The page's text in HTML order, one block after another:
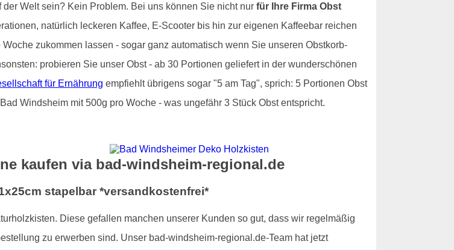
Welt sein? Kein Problem. Bei uns können Sie nicht nur für Ihre Firma Obst
natürlich leckeren Kaffee, E-Scooter bis hin zur eigenen Kaffeebar reichen
zukommen lassen - sogar ganz automatisch wenn Sie unseren Obstkorb-
probieren Sie unser Obst - ab 30 Portionen geliefert in der wunderschönen
für Ernährung empfiehlt übrigens sogar "5 am Tag", sprich: 5 Portionen Obst
Windsheim mit 500g pro Woche - was ungefähr 3 Stück Obst entspricht.
kaufen via bad-windsheim-regional.de
stapelbar *versandkostenfrei*
Diese gefallen manchen unserer Kunden so gut, dass wir regelmäßig
zu erwerben sind. Unser bad-windsheim-regional.de-Team hat jetzt